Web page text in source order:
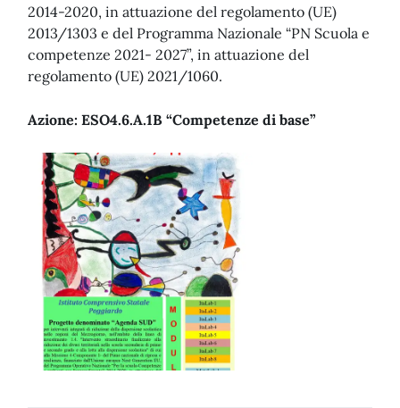
2014-2020, in attuazione del regolamento (UE)
2013/1303 e del Programma Nazionale “PN Scuola e
competenze 2021- 2027”, in attuazione del
regolamento (UE) 2021/1060.
Azione: ESO4.6.A.1B “Competenze di base”